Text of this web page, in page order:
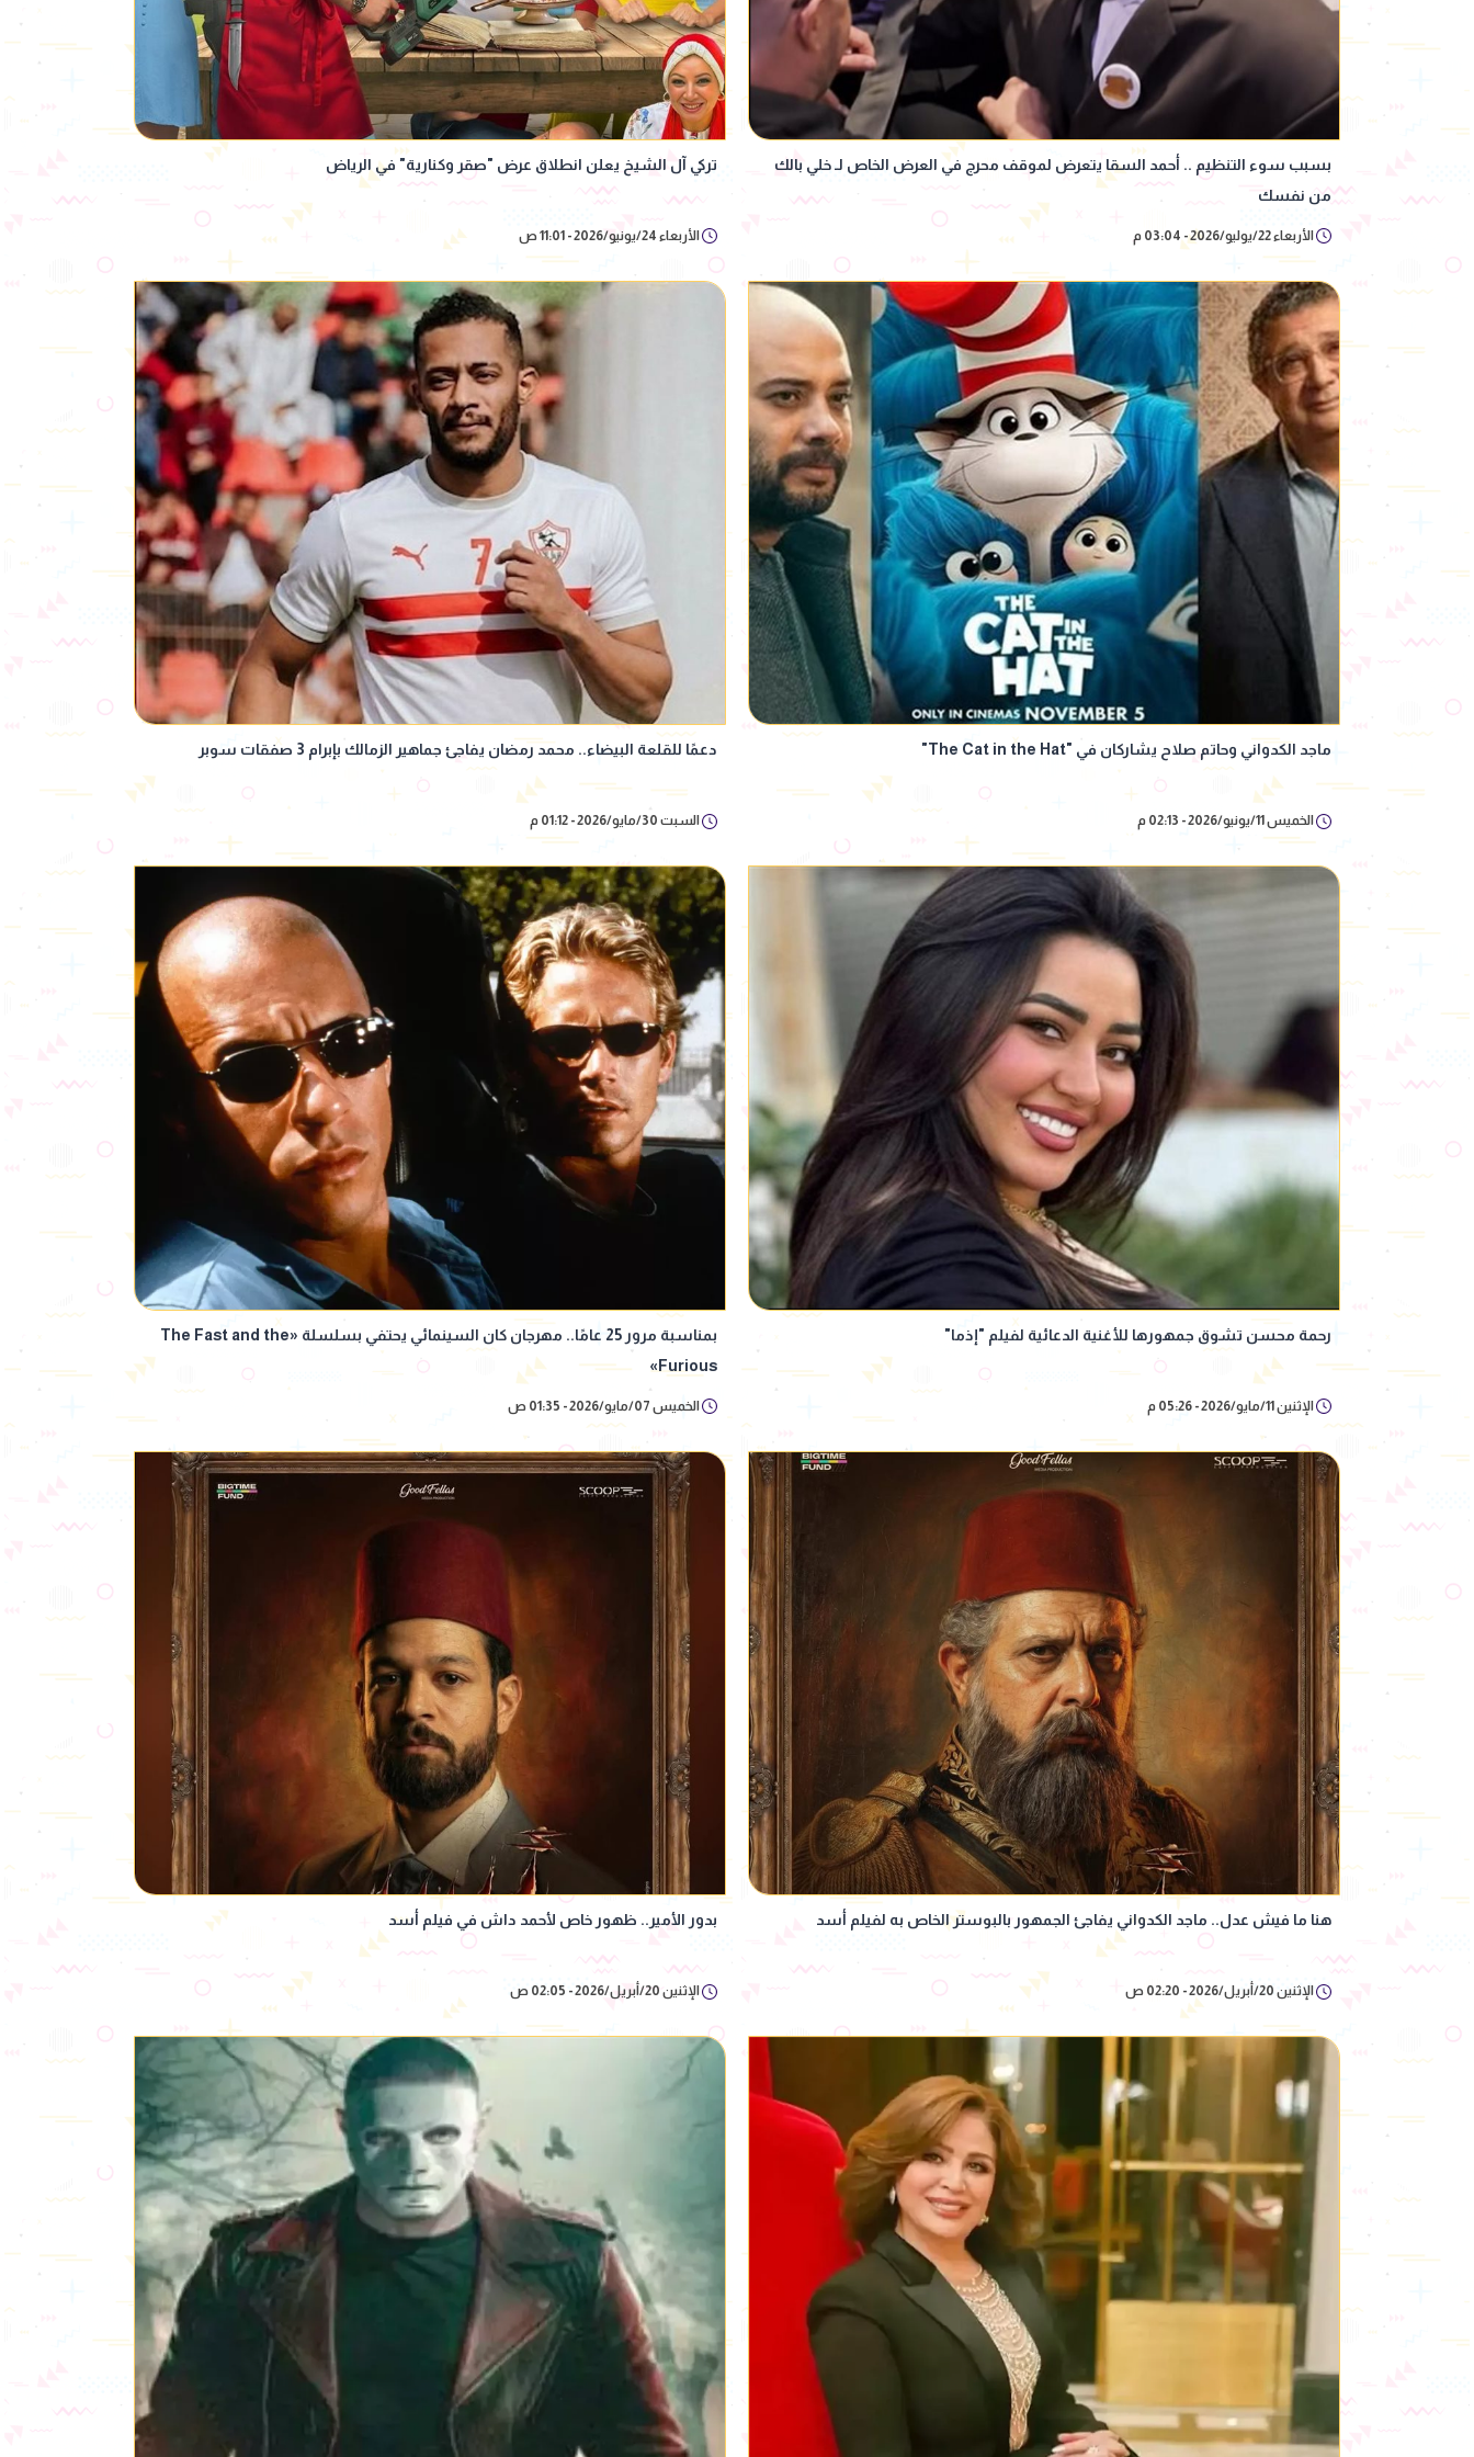
بسبب سوء التنظيم .. أحمد السقا يتعرض لموقف محرج في العرض الخاص لـ خلي بالك
من نفسك
الأربعاء 22/يوليو/2026 - 03:04 م
تركي آل الشيخ يعلن انطلاق عرض "صقر وكنارية" في الرياض
الأربعاء 24/يونيو/2026 - 11:01 ص
ماجد الكدواني وحاتم صلاح يشاركان في "The Cat in the Hat"
الخميس 11/يونيو/2026 - 02:13 م
دعمًا للقلعة البيضاء.. محمد رمضان يفاجئ جماهير الزمالك بإبرام 3 صفقات سوبر
السبت 30/مايو/2026 - 01:12 م
رحمة محسن تشوق جمهورها للأغنية الدعائية لفيلم "إذما"
الإثنين 11/مايو/2026 - 05:26 م
بمناسبة مرور 25 عامًا.. مهرجان كان السينمائي يحتفي بسلسلة «The Fast and the
Furious»
الخميس 07/مايو/2026 - 01:35 ص
هنا ما فيش عدل.. ماجد الكدواني يفاجئ الجمهور بالبوستر الخاص به لفيلم أسد
الإثنين 20/أبريل/2026 - 02:20 ص
بدور الأمير.. ظهور خاص لأحمد داش في فيلم أسد
الإثنين 20/أبريل/2026 - 02:05 ص